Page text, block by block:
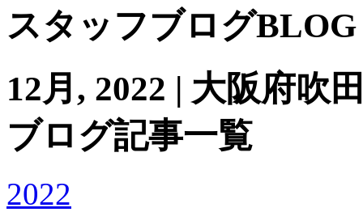
スタッフブログBLOG
12月, 2022 | 大阪府吹
ブログ記事一覧
2022